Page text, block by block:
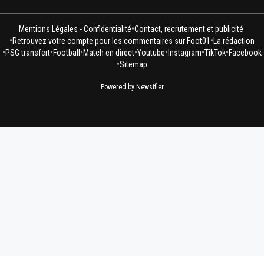
Mentions Légales - Confidentialité•Contact, recrutement et publicité
•Retrouvez votre compte pour les commentaires sur Foot01 • La rédaction
•PSG transfert•Football •Match en direct•Youtube• Instagram•TikTok•Facebook
•Sitemap
Powered by Newsifier